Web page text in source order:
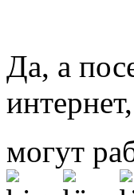
Да, а
могут